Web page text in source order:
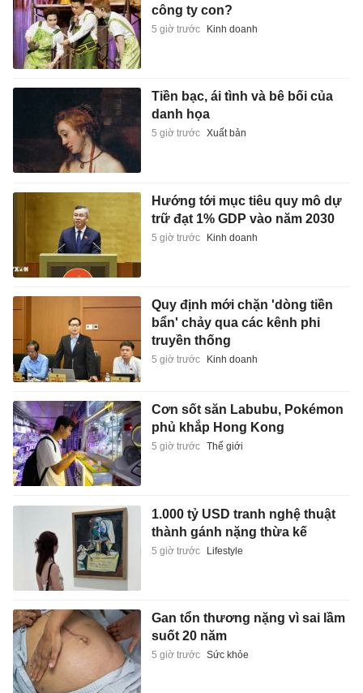
công ty con?
5 giờ trước Kinh doanh
Tiền bạc, ái tình và bê bối của
danh họa
5 giờ trước Xuất bản
Hướng tới mục tiêu quy mô dự
trữ đạt 1% GDP vào năm 2030
5 giờ trước Kinh doanh
Quy định mới chặn 'dòng tiền
bẩn' chảy qua các kênh phi
truyền thống
5 giờ trước Kinh doanh
Cơn sốt săn Labubu, Pokémon
phủ khắp Hong Kong
5 giờ trước Thế giới
1.000 tỷ USD tranh nghệ thuật
thành gánh nặng thừa kế
5 giờ trước Lifestyle
Gan tổn thương nặng vì sai lầm
suốt 20 năm
5 giờ trước Sức khỏe